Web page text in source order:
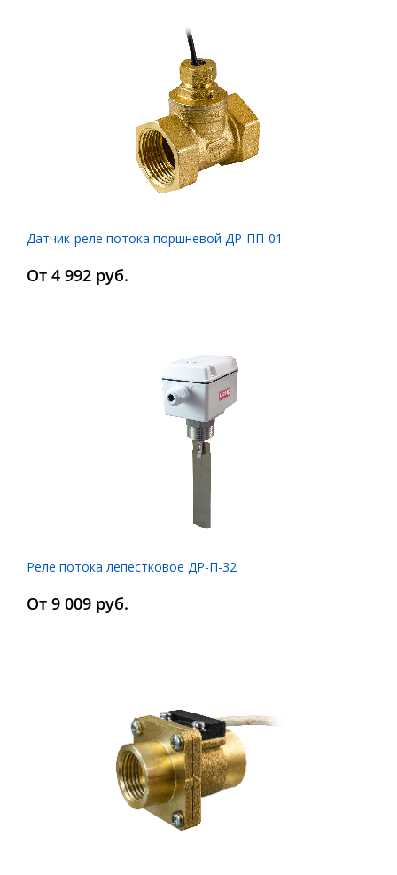
Датчик-реле потока поршневой ДР-ПП-01
От 4 992 руб.
Реле потока лепестковое ДР-П-32
От 9 009 руб.